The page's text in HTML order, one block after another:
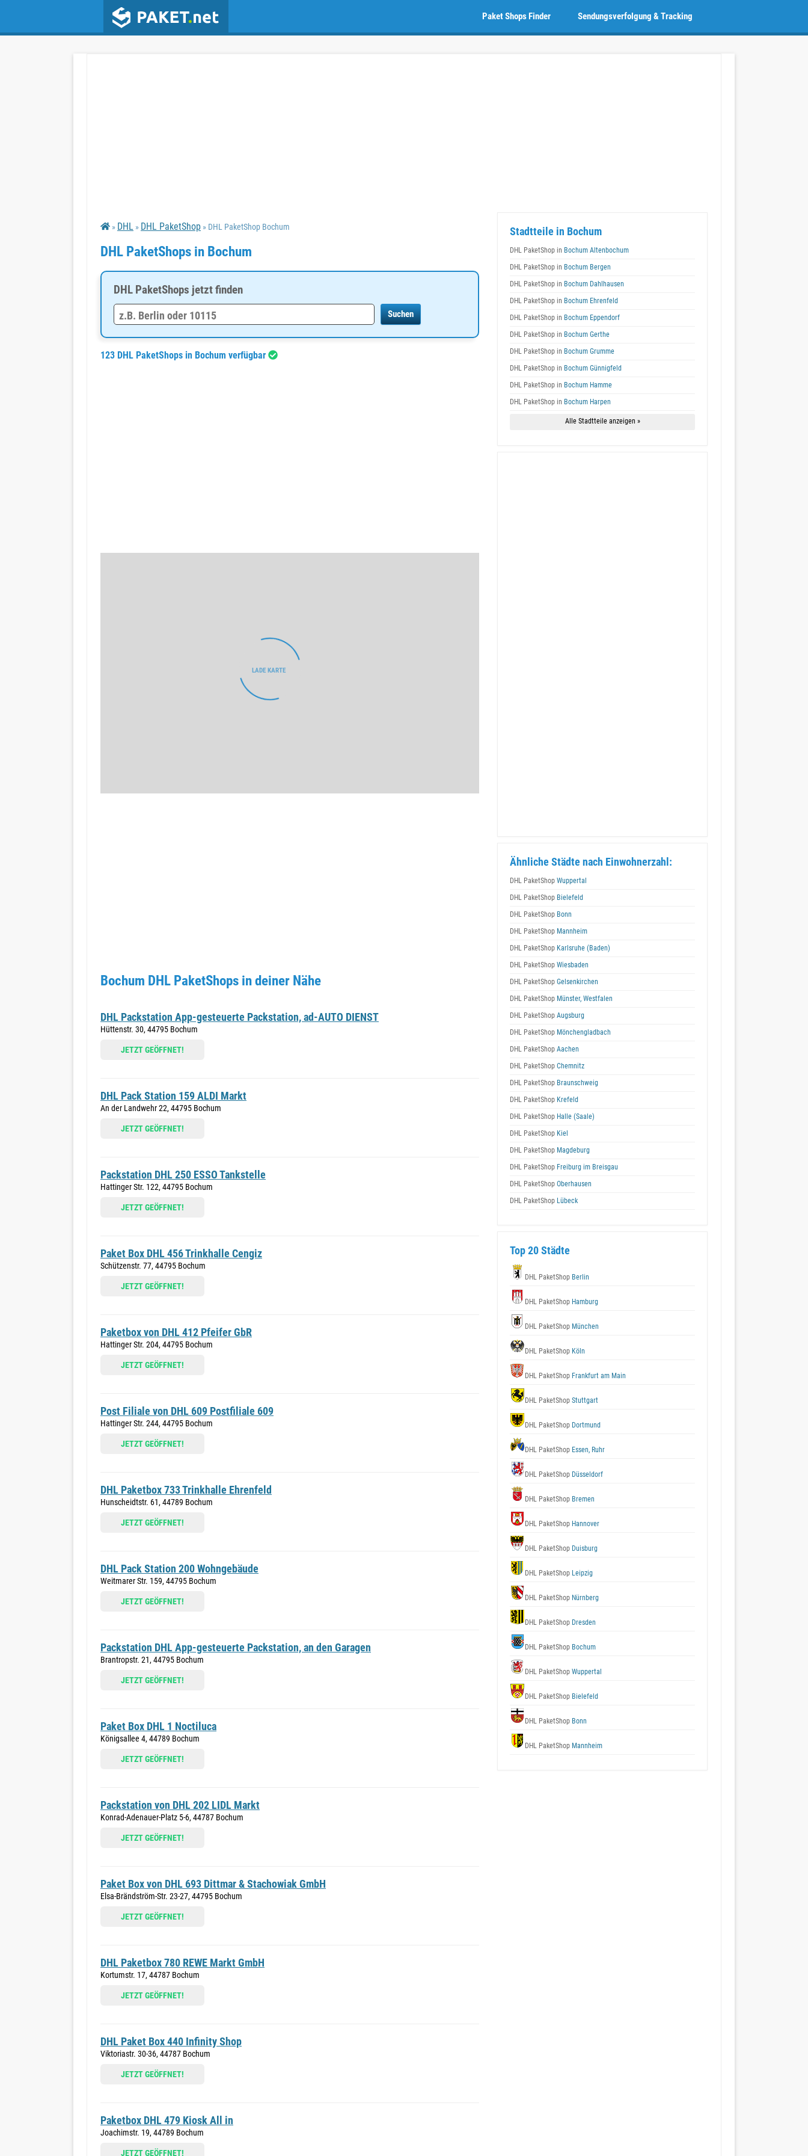
Sendungsverfolgung & Tracking
Paket Shops Finder
» DHL » DHL PaketShop » DHL PaketShop Bochum
DHL PaketShops in Bochum
DHL PaketShops jetzt finden
123 DHL PaketShops in Bochum verfügbar
Bochum DHL PaketShops in deiner Nähe
DHL Packstation App-gesteuerte Packstation, ad-AUTO DIENST
Hüttenstr. 30, 44795 Bochum
JETZT GEÖFFNET!
DHL Pack Station 159 ALDI Markt
An der Landwehr 22, 44795 Bochum
JETZT GEÖFFNET!
Packstation DHL 250 ESSO Tankstelle
Hattinger Str. 122, 44795 Bochum
JETZT GEÖFFNET!
Paket Box DHL 456 Trinkhalle Cengiz
Schützenstr. 77, 44795 Bochum
JETZT GEÖFFNET!
Paketbox von DHL 412 Pfeifer GbR
Hattinger Str. 204, 44795 Bochum
JETZT GEÖFFNET!
Post Filiale von DHL 609 Postfiliale 609
Hattinger Str. 244, 44795 Bochum
JETZT GEÖFFNET!
DHL Paketbox 733 Trinkhalle Ehrenfeld
Hunscheidtstr. 61, 44789 Bochum
JETZT GEÖFFNET!
DHL Pack Station 200 Wohngebäude
Weitmarer Str. 159, 44795 Bochum
JETZT GEÖFFNET!
Packstation DHL App-gesteuerte Packstation, an den Garagen
Brantropstr. 21, 44795 Bochum
JETZT GEÖFFNET!
Paket Box DHL 1 Noctiluca
Königsallee 4, 44789 Bochum
JETZT GEÖFFNET!
Packstation von DHL 202 LIDL Markt
Konrad-Adenauer-Platz 5-6, 44787 Bochum
JETZT GEÖFFNET!
Paket Box von DHL 693 Dittmar & Stachowiak GmbH
Elsa-Brändström-Str. 23-27, 44795 Bochum
JETZT GEÖFFNET!
DHL Paketbox 780 REWE Markt GmbH
Kortumstr. 17, 44787 Bochum
JETZT GEÖFFNET!
DHL Paket Box 440 Infinity Shop
Viktoriastr. 30-36, 44787 Bochum
JETZT GEÖFFNET!
Paketbox DHL 479 Kiosk All in
Joachimstr. 19, 44789 Bochum
JETZT GEÖFFNET!
Stadtteile in Bochum
DHL PaketShop in Bochum Altenbochum
DHL PaketShop in Bochum Bergen
DHL PaketShop in Bochum Dahlhausen
DHL PaketShop in Bochum Ehrenfeld
DHL PaketShop in Bochum Eppendorf
DHL PaketShop in Bochum Gerthe
DHL PaketShop in Bochum Grumme
DHL PaketShop in Bochum Günnigfeld
DHL PaketShop in Bochum Hamme
DHL PaketShop in Bochum Harpen
Alle Stadtteile anzeigen »
Ähnliche Städte nach Einwohnerzahl:
DHL PaketShop Wuppertal
DHL PaketShop Bielefeld
DHL PaketShop Bonn
DHL PaketShop Mannheim
DHL PaketShop Karlsruhe (Baden)
DHL PaketShop Wiesbaden
DHL PaketShop Gelsenkirchen
DHL PaketShop Münster, Westfalen
DHL PaketShop Augsburg
DHL PaketShop Mönchengladbach
DHL PaketShop Aachen
DHL PaketShop Chemnitz
DHL PaketShop Braunschweig
DHL PaketShop Krefeld
DHL PaketShop Halle (Saale)
DHL PaketShop Kiel
DHL PaketShop Magdeburg
DHL PaketShop Freiburg im Breisgau
DHL PaketShop Oberhausen
DHL PaketShop Lübeck
Top 20 Städte
DHL PaketShop Berlin
DHL PaketShop Hamburg
DHL PaketShop München
DHL PaketShop Köln
DHL PaketShop Frankfurt am Main
DHL PaketShop Stuttgart
DHL PaketShop Dortmund
DHL PaketShop Essen, Ruhr
DHL PaketShop Düsseldorf
DHL PaketShop Bremen
DHL PaketShop Hannover
DHL PaketShop Duisburg
DHL PaketShop Leipzig
DHL PaketShop Nürnberg
DHL PaketShop Dresden
DHL PaketShop Bochum
DHL PaketShop Wuppertal
DHL PaketShop Bielefeld
DHL PaketShop Bonn
DHL PaketShop Mannheim